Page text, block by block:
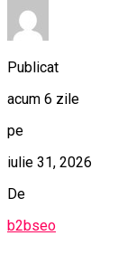
Publicat
acum 6 zile
pe
iulie 31, 2026
De
b2bseo